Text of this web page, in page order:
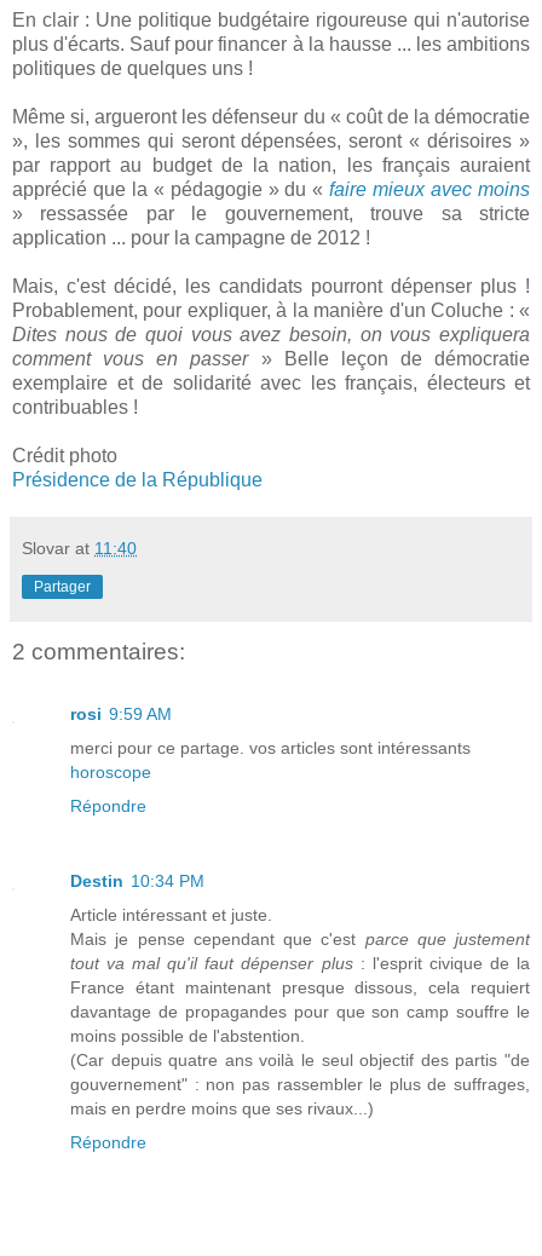
En clair : Une politique budgétaire rigoureuse qui n'autorise
plus d'écarts. Sauf pour financer à la hausse ... les ambitions
politiques de quelques uns !
Même si, argueront les défenseur du « coût de la démocratie
», les sommes qui seront dépensées, seront « dérisoires »
par rapport au budget de la nation, les français auraient
apprécié que la « pédagogie » du «faire mieux avec moins
» ressassée par le gouvernement, trouve sa stricte
application ... pour la campagne de 2012 !
Mais, c'est décidé, les candidats pourront dépenser plus !
Probablement, pour expliquer, à la manière d'un Coluche : «
Dites nous de quoi vous avez besoin, on vous expliquera
comment vous en passer» Belle leçon de démocratie
exemplaire et de solidarité avec les français, électeurs et
contribuables !
Crédit photo
Présidence de la République
Slovar at 11:40
Partager
2 commentaires:
rosi 9:59 AM
merci pour ce partage. vos articles sont intéressants
horoscope
Répondre
Destin 10:34 PM
Article intéressant et juste.
Mais je pense cependant que c'est parce que justement
tout va mal qu'il faut dépenser plus: l'esprit civique de la
France étant maintenant presque dissous, cela requiert
davantage de propagandes pour que son camp souffre le
moins possible de l'abstention.
(Car depuis quatre ans voilà le seul objectif des partis "de
gouvernement" : non pas rassembler le plus de suffrages,
mais en perdre moins que ses rivaux...)
Répondre